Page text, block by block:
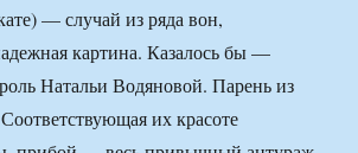
— случай из ряда вон,
картина. Казалось бы —
Натальи Водяновой. Парень из
их красоте